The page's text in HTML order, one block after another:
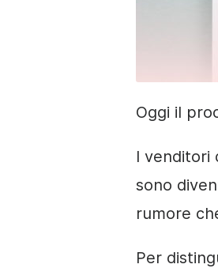
Oggi il
I venditori
sono
rumore
Per